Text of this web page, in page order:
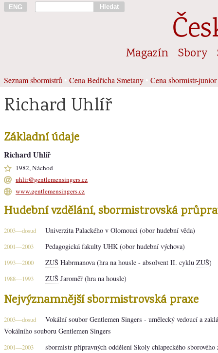
ENG Hledat
Magazín Sbory
Seznam sbormistrů Cena Bedřicha Smetany Cena sbormistr-junior
Richard Uhlíř
Základní údaje
Richard Uhlíř
1982, Náchod
uhlir@gentlemensingers.cz
www.gentlemensingers.cz
Hudební vzdělání, sbormistrovská
2003—dosud Univerzita Palackého v Olomouci (obor hudební věda)
2001—2003 Pedagogická fakulty UHK (obor hudební výchova)
1993—2000 ZUŠ Habrmanova (hra na housle - absolvent II. cyklu ZUŠ)
1988—1993 ZUŠ Jaroměř (hra na housle)
Nejvýznamnější sbormistrovská praxe
2003—dosud
Vokální soubor Gentlemen Singers - umělecký vedoucí a
Vokálního souboru Gentlemen Singers
2001—2003
sbormistr přípravných oddělení Školy chlapeckého